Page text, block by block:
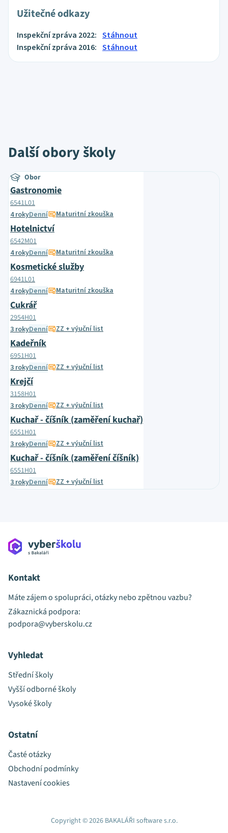
Užitečné odkazy
Inspekční zpráva 2022: Stáhnout
Inspekční zpráva 2016: Stáhnout
Další obory školy
Obor
Gastronomie
6541L01
4 rokyDenní Maturitní zkouška
Hotelnictví
6542M01
4 rokyDenní Maturitní zkouška
Kosmetické služby
6941L01
4 rokyDenní Maturitní zkouška
Cukrář
2954H01
3 rokyDenní ZZ + výuční list
Kadeřník
6951H01
3 rokyDenní ZZ + výuční list
Krejčí
3158H01
3 rokyDenní ZZ + výuční list
Kuchař - číšník (zaměření kuchař)
6551H01
3 rokyDenní ZZ + výuční list
Kuchař - číšník (zaměření číšník)
6551H01
3 rokyDenní ZZ + výuční list
Kontakt
Máte zájem o spolupráci, otázky nebo zpětnou vazbu?
Zákaznická podpora:
podpora@vyberskolu.cz
Vyhledat
Střední školy
Vyšší odborné školy
Vysoké školy
Ostatní
Časté otázky
Obchodní podmínky
Nastavení cookies
Copyright © 2026 BAKALÁŘI software s.r.o.